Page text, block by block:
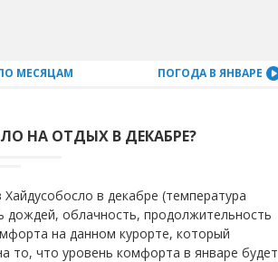
МЕСЯЦАМ ПОГОДА В ЯНВАРЕ
НА ОТДЫХ В ДЕКАБРЕ?
в декабре (температура
дождей, облачность, продолжительность
на данном курорте, который
то, что уровень комфорта в январе будет